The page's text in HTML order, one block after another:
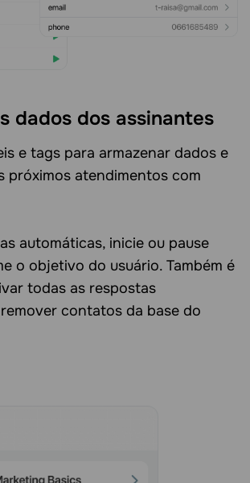
dados dos assinantes
e tags para armazenar dados e
próximos atendimentos com
automáticas, inicie ou pause
o objetivo do usuário. Também é
todas as respostas
contatos da base do